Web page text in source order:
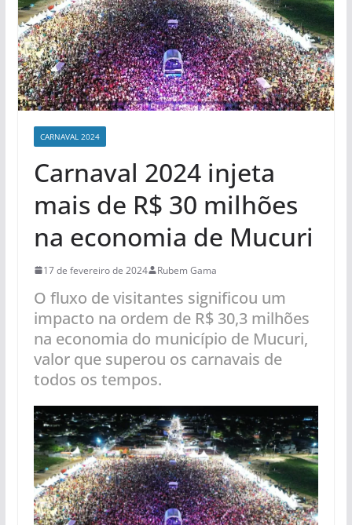
CARNAVAL 2024
Carnaval 2024 injeta
mais de R$ 30 milhões
na economia de Mucuri
17 de fevereiro de 2024 Rubem Gama
O fluxo de visitantes significou um
impacto na ordem de R$ 30,3 milhões
na economia do município de Mucuri,
valor que superou os carnavais de
todos os tempos.